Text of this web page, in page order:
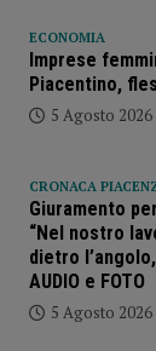
ECONOMIA
Imprese
Piacentino,
5 Agosto 2026
CRONACA
Giuramento
“Nel nostro
dietro
AUDIO e FOTO
5 Agosto 2026